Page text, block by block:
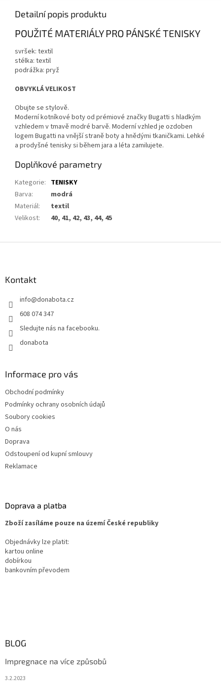
Detailní popis produktu
POUŽITÉ MATERIÁLY PRO PÁNSKÉ TENISKY
svršek: textil
stélka: textil
podrážka: pryž
OBVYKLÁ VELIKOST
Obujte se stylově.
Moderní kotníkové boty od prémiové značky Bugatti s hladkým
vzhledem v tmavě modré barvě. Moderní vzhled je ozdoben
logem Bugatti na vnější straně boty a hnědými tkaničkami. Lehké
a prodyšné tenisky si během jara a léta zamilujete.
Doplňkové parametry
Kategorie: TENISKY
Barva:
modrá
Materiál:
textil
Velikost: 40, 41, 42, 43, 44, 45
Kontakt
info@donabota.cz
608 074 347
Sledujte nás na facebooku.
donabota
Informace pro vás
Obchodní podmínky
Podmínky ochrany osobních údajů
Soubory cookies
O nás
Doprava
Odstoupení od kupní smlouvy
Reklamace
Doprava a platba
Zboží zasíláme pouze na území České republiky
Objednávky lze platit:
kartou online
dobírkou
bankovním převodem
BLOG
Impregnace na více způsobů
3.2.2023